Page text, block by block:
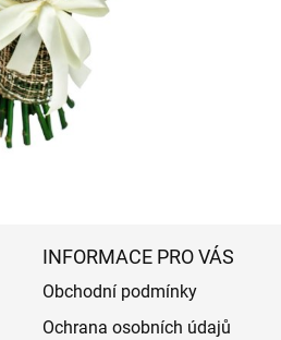
INFORMACE PRO VÁS
Obchodní podmínky
Ochrana osobních údajů